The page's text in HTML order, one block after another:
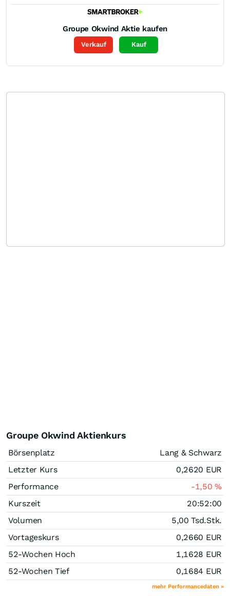
Groupe Okwind Aktie kaufen
Verkauf Kauf
Groupe Okwind Aktienkurs
Börsenplatz
Lang & Schwarz
Letzter Kurs
0,2620 EUR
Performance
-1,50%
Kurszeit
20:52:00
Volumen
5,00 Tsd.Stk.
Vortageskurs
0,2660 EUR
52-Wochen Hoch
1,1628 EUR
52-Wochen Tief
0,1684 EUR
mehr Performancedaten »